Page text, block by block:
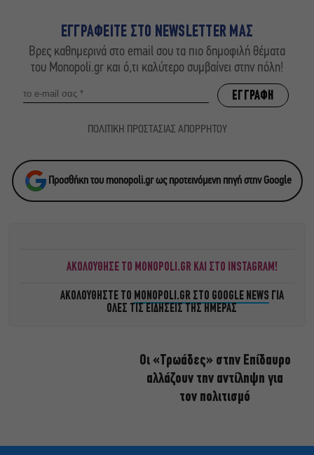
ΕΓΓΡΑΦΕΙΤΕ ΣΤΟ NEWSLETTER ΜΑΣ
Βρες καθημερινά στο email σου τα πιο δημοφιλή θέματα
του Monopoli.gr και ό,τι καλύτερο συμβαίνει στην πόλη!
ΠΟΛΙΤΙΚΗ ΠΡΟΣΤΑΣΙΑΣ ΑΠΟΡΡΗΤΟΥ
Προσθήκη του monopoli.gr ως προτεινόμενη πηγή στην Google
ΑΚΟΛΟΥΘΗΣΕ ΤΟ MONOPOLI.GR ΚΑΙ ΣΤΟ INSTAGRAM!
ΑΚΟΛΟΥΘΗΣΤΕ ΤΟ MONOPOLI.GR ΣΤΟ GOOGLE NEWS ΓΙΑ
ΟΛΕΣ ΤΙΣ ΕΙΔΗΣΕΙΣ ΤΗΣ ΗΜΕΡΑΣ
Οι «Τρωάδες» στην Επίδαυρο
αλλάζουν την αντίληψη για
τον πολιτισμό